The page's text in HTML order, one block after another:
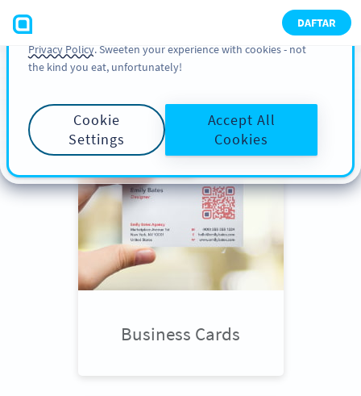
DAFTAR
Scroll down
to see QR Code use
cases
Business Cards
You can also find more information about cookies, our
analytic activities and your rights in our
Cookie Policyand
Privacy Policy. Sweeten your experience with cookies - not
the kind you eat, unfortunately!
Cookie
Settings
Accept All
Cookies